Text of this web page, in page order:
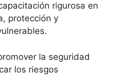
rigurosa en
protección y
la seguridad
los riesgos